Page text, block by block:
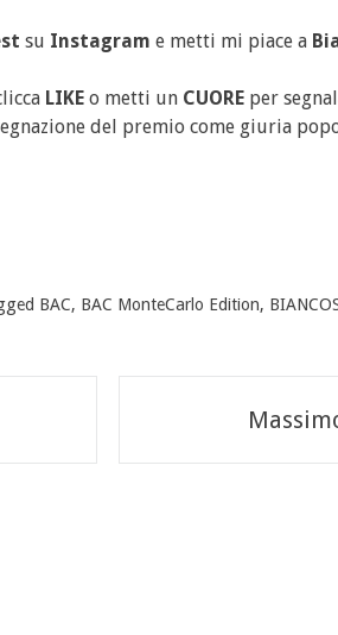
su Instagram e metti mi piace a
LIKEo metti un CUOREper
del premio come giuria
BAC, BAC MonteCarlo Edition,